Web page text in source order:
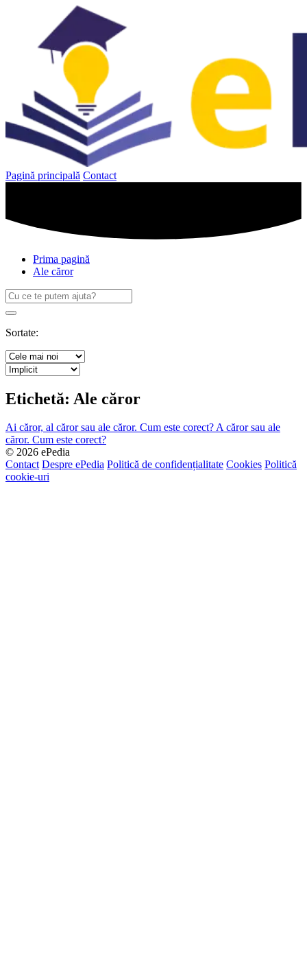
Pagină principală Contact
Prima pagină
Ale căror
Caută
după:
Search
Sortate:
Etichetă: Ale căror
Ai căror, al căror sau ale căror. Cum este corect?A căror sau ale
căror. Cum este corect?
© 2026 ePedia
Contact Despre ePedia Politică de confidențialitate Cookies Politică
cookie-uri